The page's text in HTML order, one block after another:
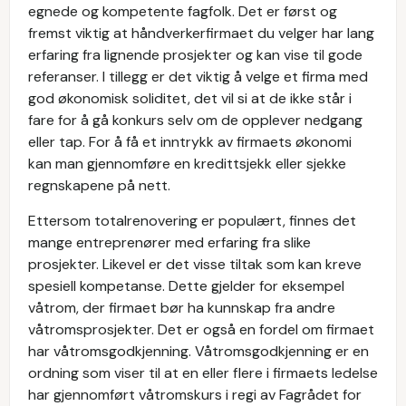
egnede og kompetente fagfolk. Det er først og
fremst viktig at håndverkerfirmaet du velger har lang
erfaring fra lignende prosjekter og kan vise til gode
referanser. I tillegg er det viktig å velge et firma med
god økonomisk soliditet, det vil si at de ikke står i
fare for å gå konkurs selv om de opplever nedgang
eller tap. For å få et inntrykk av firmaets økonomi
kan man gjennomføre en kredittsjekk eller sjekke
regnskapene på nett.
Ettersom totalrenovering er populært, finnes det
mange entreprenører med erfaring fra slike
prosjekter. Likevel er det visse tiltak som kan kreve
spesiell kompetanse. Dette gjelder for eksempel
våtrom, der firmaet bør ha kunnskap fra andre
våtromsprosjekter. Det er også en fordel om firmaet
har våtromsgodkjenning. Våtromsgodkjenning er en
ordning som viser til at en eller flere i firmaets ledelse
har gjennomført våtromskurs i regi av Fagrådet for